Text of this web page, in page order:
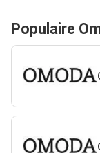
Populaire